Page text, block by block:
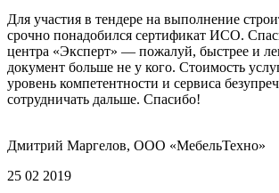
Для участия в тендере на выполнение
срочно понадобился сертификат ИСО.
центра «Эксперт» — пожалуй, быстрее и
документ больше не у кого. Стоимость
уровень компетентности и сервиса
сотрудничать дальше. Спасибо!
Дмитрий Маргелов, ООО «МебельТехно»
25 02 2019